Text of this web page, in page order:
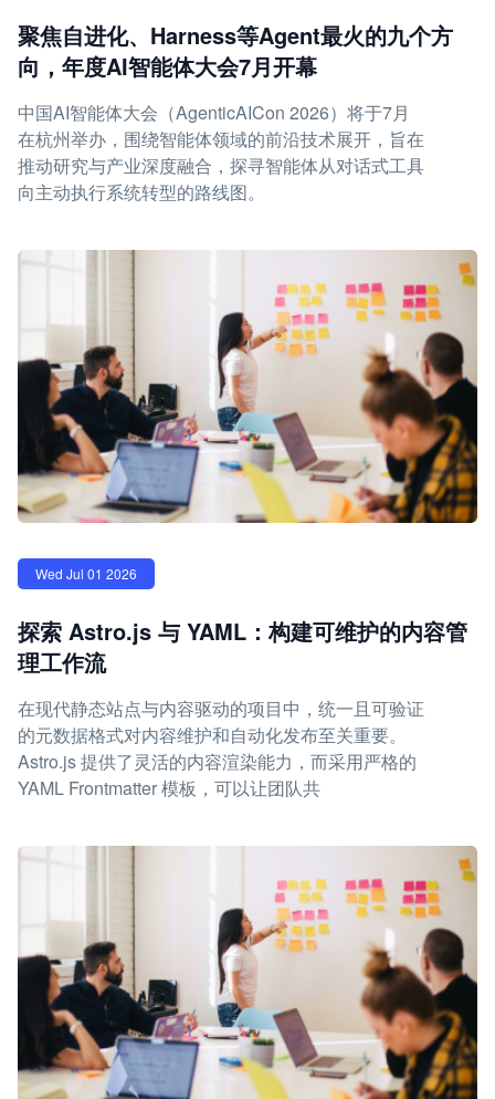
聚焦自进化、Harness等Agent最火的九个方
向，年度AI智能体大会7月开幕
中国AI智能体大会（AgenticAICon 2026）将于7月
在杭州举办，围绕智能体领域的前沿技术展开，旨在
推动研究与产业深度融合，探寻智能体从对话式工具
向主动执行系统转型的路线图。
Wed Jul 01 2026
探索 Astro.js 与 YAML：构建可维护的内容管
理工作流
在现代静态站点与内容驱动的项目中，统一且可验证
的元数据格式对内容维护和自动化发布至关重要。
Astro.js 提供了灵活的内容渲染能力，而采用严格的
YAML Frontmatter 模板，可以让团队共